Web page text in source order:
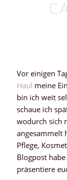
Vor einigen
Haul meine
bin ich weit
schaue ich
wodurch sich
angesammelt
Pflege,
Blogpost
präsentiere